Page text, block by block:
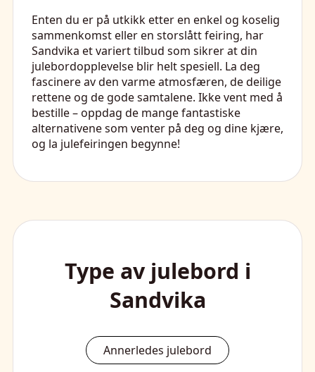
Enten du er på utkikk etter en enkel og koselig
sammenkomst eller en storslått feiring, har
Sandvika et variert tilbud som sikrer at din
julebordopplevelse blir helt spesiell. La deg
fascinere av den varme atmosfæren, de deilige
rettene og de gode samtalene. Ikke vent med å
bestille – oppdag de mange fantastiske
alternativene som venter på deg og dine kjære,
og la julefeiringen begynne!
Type av julebord i
Sandvika
Annerledes julebord